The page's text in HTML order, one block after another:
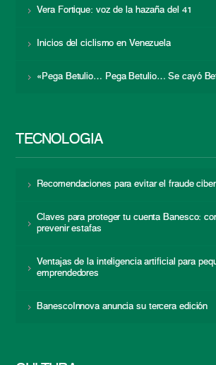
Vera Fortique: voz de la hazaña del 41
Inicios del ciclismo en Venezuela
«Pega Betulio… Pega Betulio… Se cayó
TECNOLOGÍA
Recomendaciones para evitar el fraude
Claves para proteger tu cuenta Banesco:
prevenir estafas
Ventajas de la inteligencia artificial para
emprendedores
BanescoInnova anuncia su tercera edición